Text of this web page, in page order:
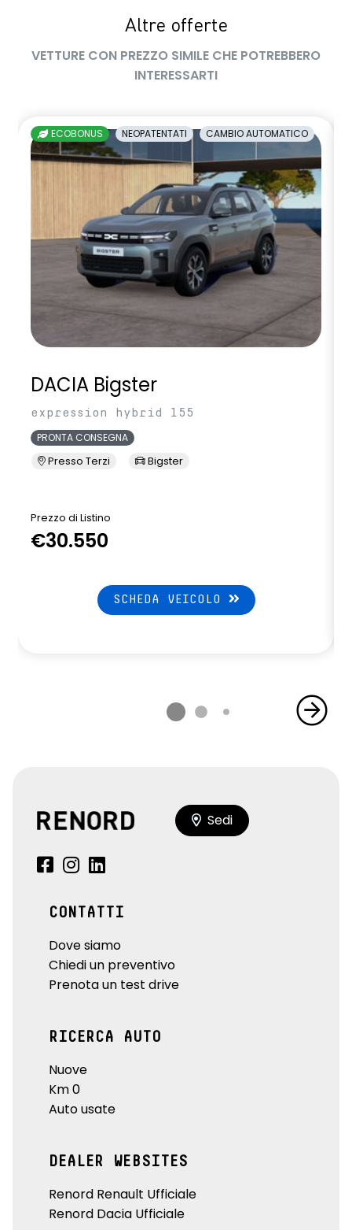
Altre offerte
VETTURE CON PREZZO SIMILE CHE POTREBBERO
INTERESSARTI
ECOBONUS NEOPATENTATI CAMBIO AUTOMATICO
DACIA Bigster
expression hybrid 155
PRONTA CONSEGNA
Presso Terzi Bigster
Prezzo di Listino
€30.550
SCHEDA VEICOLO
Sedi
CONTATTI
Dove siamo
Chiedi un preventivo
Prenota un test drive
RICERCA AUTO
Nuove
Km 0
Auto usate
DEALER WEBSITES
Renord Renault Ufficiale
Renord Dacia Ufficiale